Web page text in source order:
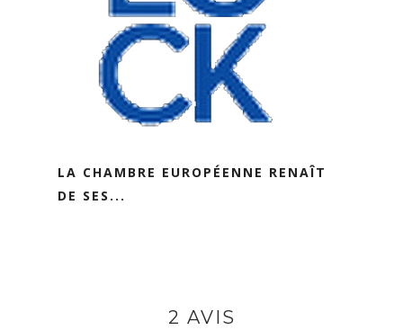
LA CHAMBRE EUROPÉENNE RENAÎT
DE SES...
2 AVIS